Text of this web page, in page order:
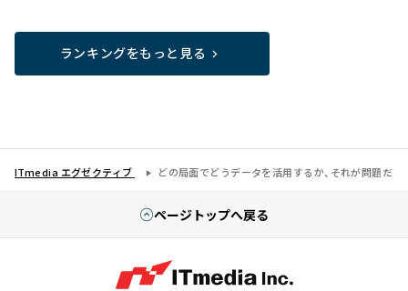
ランキングをもっと見る
ITmedia エグゼクティブ どの局面でどうデータを活用するか、それが問題だ
ページトップへ戻る